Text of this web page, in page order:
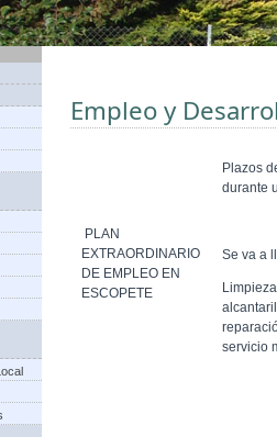
Empleo y
PLAN
EXTRAORDINARIO
DE EMPLEO EN
ESCOPETE
Plazos
durante
Se va a
servicio